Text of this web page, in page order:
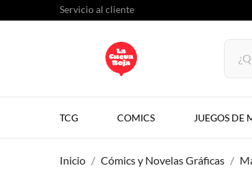
Servicio al cliente
TCG COMICS JUEGOS DE
Inicio Cómics y Novelas Gráficas